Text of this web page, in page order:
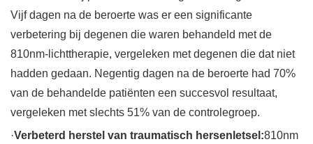
Vijf dagen na de beroerte was er een significante
verbetering bij degenen die waren behandeld met de
810nm-lichttherapie, vergeleken met degenen die dat niet
hadden gedaan. Negentig dagen na de beroerte had 70%
van de behandelde patiënten een succesvol resultaat,
vergeleken met slechts 51% van de controlegroep.
·Verbeterd herstel van traumatisch hersenletsel:810nm